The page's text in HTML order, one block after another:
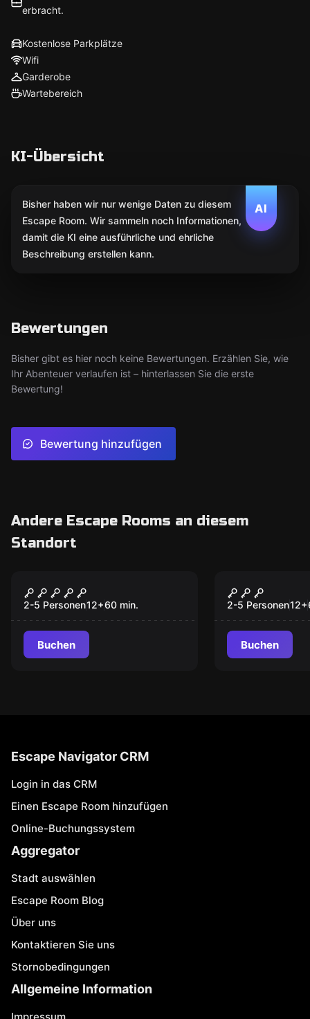
erbracht.
Kostenlose Parkplätze
Wifi
Garderobe
Wartebereich
KI-Übersicht
AI
Bisher haben wir nur wenige Daten zu diesem
Escape Room. Wir sammeln noch Informationen,
damit die KI eine ausführliche und ehrliche
Beschreibung erstellen kann.
Bewertungen
Bisher gibt es hier noch keine Bewertungen. Erzählen Sie, wie
Ihr Abenteuer verlaufen ist – hinterlassen Sie die erste
Bewertung!
Bewertung hinzufügen
Andere Escape Rooms an diesem
Standort
Tesla's Mystery
2-5 Personen12+60 min.
Buchen
Zodiac
2-5 Personen12+
Buchen
Escape Navigator CRM
Login in das CRM
Einen Escape Room hinzufügen
Online-Buchungssystem
Aggregator
Stadt auswählen
Escape Room Blog
Über uns
Kontaktieren Sie uns
Stornobedingungen
Allgemeine Information